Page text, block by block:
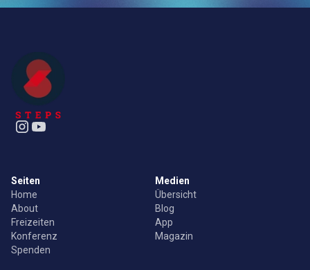
Seiten
Home
About
Freizeiten
Konferenz
Spenden
Medien
Übersicht
Blog
App
Magazin